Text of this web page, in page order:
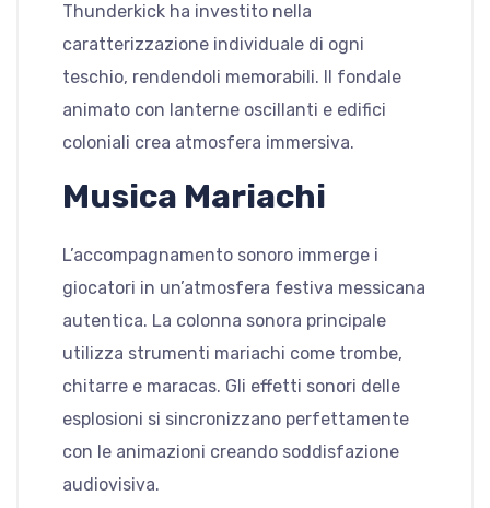
Thunderkick ha investito nella
caratterizzazione individuale di ogni
teschio, rendendoli memorabili. Il fondale
animato con lanterne oscillanti e edifici
coloniali crea atmosfera immersiva.
Musica Mariachi
L’accompagnamento sonoro immerge i
giocatori in un’atmosfera festiva messicana
autentica. La colonna sonora principale
utilizza strumenti mariachi come trombe,
chitarre e maracas. Gli effetti sonori delle
esplosioni si sincronizzano perfettamente
con le animazioni creando soddisfazione
audiovisiva.